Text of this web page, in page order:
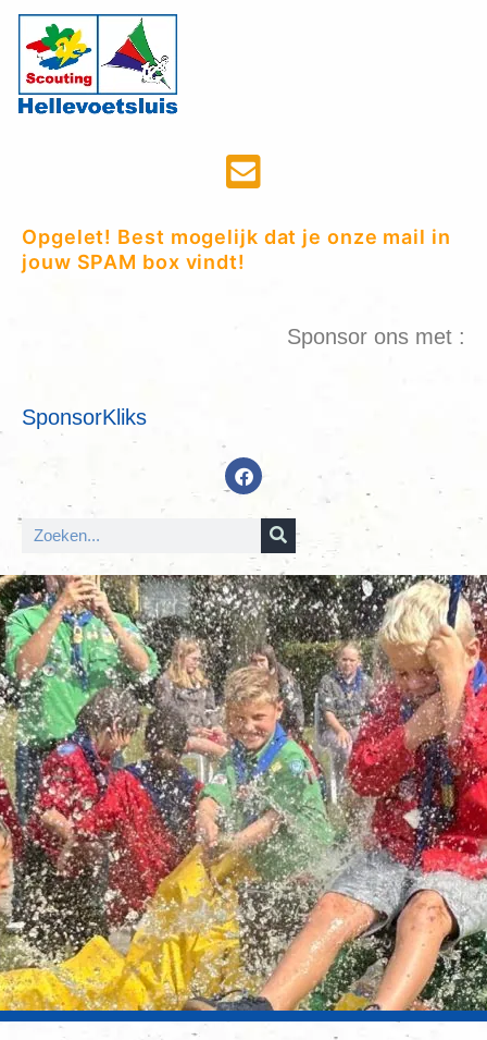
Opgelet! Best mogelijk dat je onze mail in
jouw SPAM box vindt!
Sponsor ons met :
SponsorKliks